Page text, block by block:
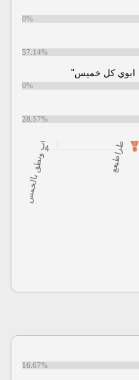
0%
57.14%
ابوي كل خميس"
0%
28.57%
16.67%